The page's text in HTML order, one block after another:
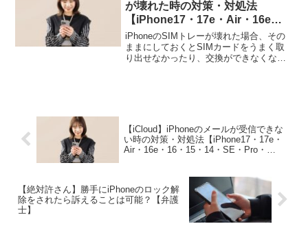
が壊れた時の対策・対処法
【iPhone17・17e・Air・16e・
16・15・14・SE・Pro・
ProMAX・Plus】
iPhoneのSIMトレーが壊れた場合、その
ままにしておくとSIMカードをうまく取
り出せなかったり、交換ができなくなる
【iCloud】iPhoneのメールが受信できな
い時の対策・対処法【iPhone17・17e・
Air・16e・16・15・14・SE・Pro・
【絶対許さん】勝手にiPhoneのロック解
除をされたら訴えることは可能？【弁護
士】